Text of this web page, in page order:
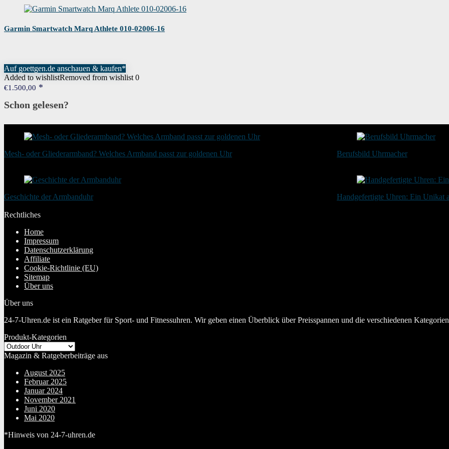
Garmin Smartwatch Marq Athlete 010-02006-16
Auf goettgen.de anschauen & kaufen*
Added to wishlistRemoved from wishlist 0
€1.500,00
Schon gelesen?
Mesh- oder Gliederarmband? Welches Armband passt zur goldenen Uhr
Berufsbild Uhrmacher
Geschichte der Armbanduhr
Handgefertigte Uhren: Ein Unikat
Rechtliches
Home
Impressum
Datenschutzerklärung
Affiliate
Cookie-Richtlinie (EU)
Sitemap
Über uns
Über uns
24-7-Uhren.de ist ein Ratgeber für Sport- und Fitnessuhren. Wir geben einen Überblick über Preisspannen und die verschiedenen
Produkt-Kategorien
Magazin & Ratgeberbeiträge aus
August 2025
Februar 2025
Januar 2024
November 2021
Juni 2020
Mai 2020
*Hinweis von 24-7-uhren.de